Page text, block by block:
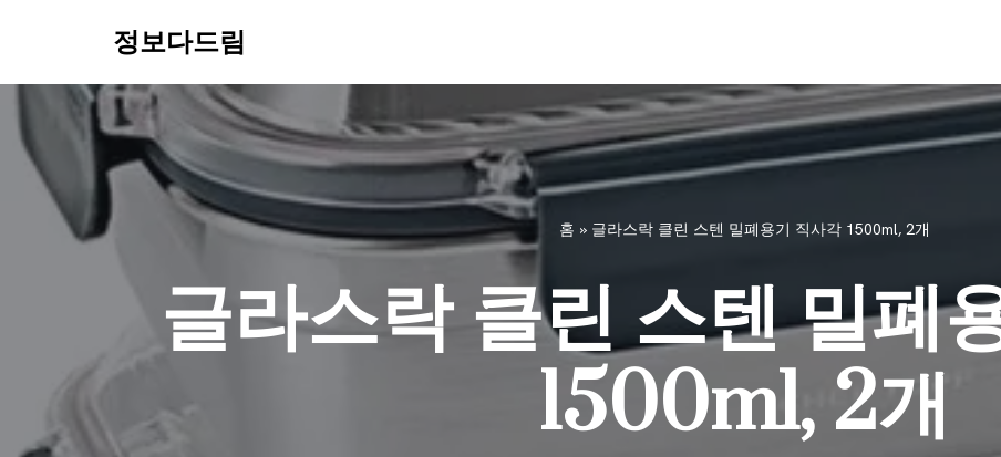
로
정보다드림
홈 » 글라스락 클린 스텐 밀폐용기 직사각 1500ml, 2개
글라스락 클린 스텐 밀폐
1500ml, 2개